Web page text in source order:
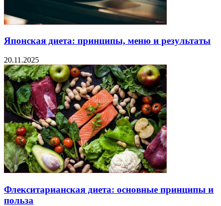
Японская диета: принципы, меню и результаты
20.11.2025
Флекситарианская диета: основные принципы и
польза